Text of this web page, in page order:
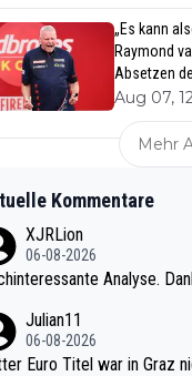
„Es kann
Raymond
Absetzen
Aug 07,
Mehr
Kommentare
XJRLion
06-08-2026
Analyse.
Julian11
06-08-2026
Euro Titel war in Graz